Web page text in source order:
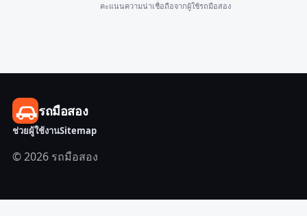
คะแนนความน่าเชื่อถือจากผู้ใช้รถมือสอง
รถมือสอง
ช่วยผู้ใช้งานSitemap
© 2026 รถมือสอง